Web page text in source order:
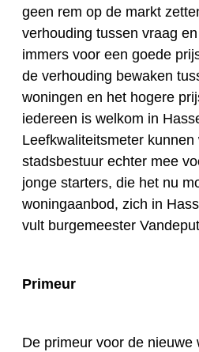
geen rem op de markt
verhouding tussen vraag
immers voor een goede
de verhouding bewaken
woningen en het hogere
iedereen is welkom in
Leefkwaliteitsmeter kunnen
stadsbestuur echter mee
jonge starters, die het nu
woningaanbod, zich in
vult burgemeester
Primeur
De primeur voor de nieuwe